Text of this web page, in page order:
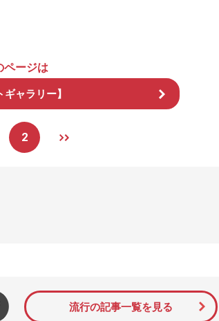
ページは
ギャラリー】
2
から、インターネット利用者層にとって特に関心の
流行の記事一覧を見る